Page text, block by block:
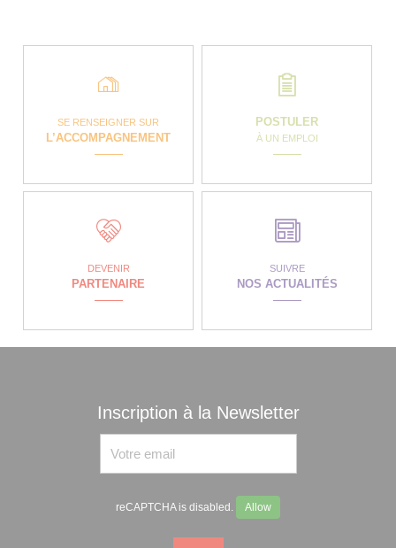
SE RENSEIGNER SUR
L’ACCOMPAGNEMENT
POSTULER
À UN EMPLOI
DEVENIR
PARTENAIRE
SUIVRE
NOS ACTUALITÉS
Inscription à la Newsletter
reCAPTCHA is disabled. Allow